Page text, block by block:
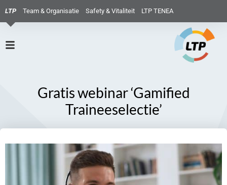
LTP Team & Organisatie Safety & Vitaliteit LTP TENEA
Gratis webinar ‘Gamified
Traineeselectie’